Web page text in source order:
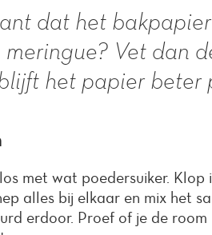
dat het
meringue? Vet dan
het papier beter
met wat poedersuiker.
alles bij elkaar en mix het
erdoor. Proef of je de